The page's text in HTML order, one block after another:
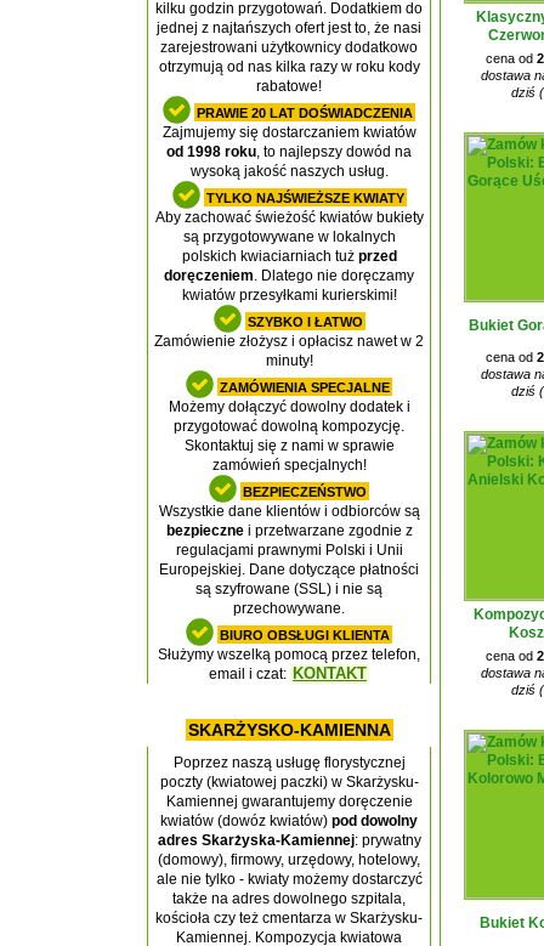
kilku godzin przygotowań. Dodatkiem do
jednej z najtańszych ofert jest to, że nasi
zarejestrowani użytkownicy dodatkowo
otrzymują od nas kilka razy w roku kody
rabatowe!
PRAWIE 20 LAT DOŚWIADCZENIA
Zajmujemy się dostarczaniem kwiatów
od 1998 roku , to najlepszy dowód na
wysoką jakość naszych usług.
TYLKO NAJŚWIEŻSZE KWIATY
Aby zachować świeżość kwiatów bukiety
są przygotowywane w lokalnych
polskich kwiaciarniach tuż przed
doręczeniem . Dlatego nie doręczamy
kwiatów przesyłkami kurierskimi!
SZYBKO I ŁATWO
Zamówienie złożysz i opłacisz nawet w 2
minuty!
ZAMÓWIENIA SPECJALNE
Możemy dołączyć dowolny dodatek i
przygotować dowolną kompozycję.
Skontaktuj się z nami w sprawie
zamówień specjalnych!
BEZPIECZEŃSTWO
Wszystkie dane klientów i odbiorców są
bezpiecznei przetwarzane zgodnie z
regulacjami prawnymi Polski i Unii
Europejskiej. Dane dotyczące płatności
są szyfrowane (SSL) i nie są
przechowywane.
BIURO OBSŁUGI KLIENTA
Służymy wszelką pomocą przez telefon,
email i czat: KONTAKT
SKARŻYSKO-KAMIENNA
Poprzez naszą usługę florystycznej
poczty (kwiatowej paczki) w Skarżysku-
Kamiennej gwarantujemy doręczenie
kwiatów (dowóz kwiatów) pod dowolny
adres Skarżyska-Kamiennej: prywatny
(domowy), firmowy, urzędowy, hotelowy,
ale nie tylko - kwiaty możemy dostarczyć
także na adres dowolnego szpitala,
kościoła czy też cmentarza w Skarżysku-
Kamiennej. Kompozycja kwiatowa
cena od
dostawa
dziś
Bukiet
cena od
dostawa
dziś
cena od
dostawa
dziś
Bukiet